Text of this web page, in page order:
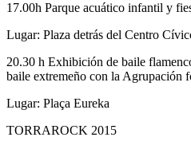
17.00h Parque acuático infantil y
Lugar: Plaza detrás del Centro
20.30 h Exhibición de baile
baile extremeño con la Agrupación
Lugar: Plaça Eureka
TORRAROCK 2015